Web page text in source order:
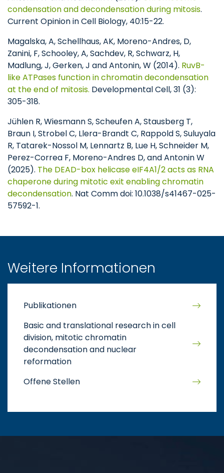
condensation and decondensation during mitosis.
Current Opinion in Cell Biology, 40:15-22.
Magalska, A, Schellhaus, AK, Moreno-Andres, D,
Zanini, F, Schooley, A, Sachdev, R, Schwarz, H,
Madlung, J, Gerken, J and Antonin, W (2014). RuvB-
like ATPases function in chromatin decondensation
at the end of mitosis. Developmental Cell, 31 (3):
305-318.
Jühlen R, Wiesmann S, Scheufen A, Stausberg T,
Braun I, Strobel C, Llera-Brandt C, Rappold S, Suluyala
R, Tatarek-Nossol M, Lennartz B, Lue H, Schneider M,
Perez-Correa F, Moreno-Andres D, and Antonin W
(2025). The DEAD-box helicase eIF4A1/2 acts as RNA
chaperone during mitotic exit enabling chromatin
decondensation. Nat Comm doi: 10.1038/s41467-025-
57592-1.
Weitere Informationen
Publikationen
Basic and translational research in cell
division, mitotic chromatin
decondensation and nuclear
reformation
Offene Stellen